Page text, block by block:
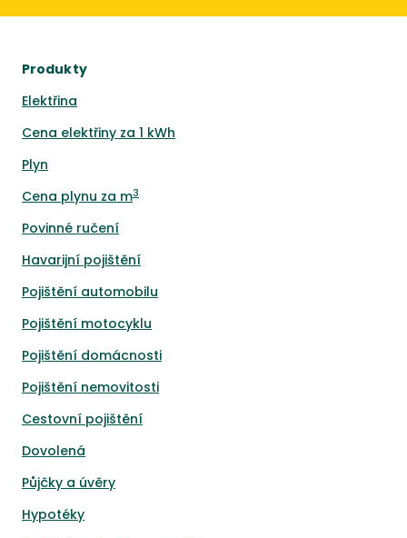
Produkty
Elektřina
Cena elektřiny za 1 kWh
Plyn
Cena plynu za m3
Povinné ručení
Havarijní pojištění
Pojištění automobilu
Pojištění motocyklu
Pojištění domácnosti
Pojištění nemovitosti
Cestovní pojištění
Dovolená
Půjčky a úvěry
Hypotéky